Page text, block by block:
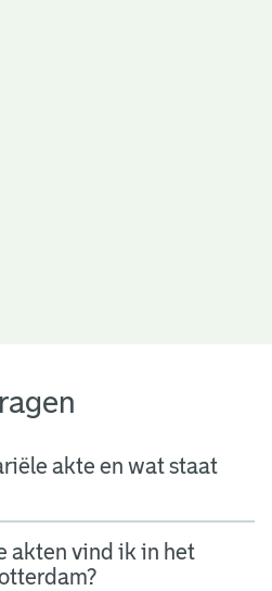
akte en wat staat
akten vind ik in het